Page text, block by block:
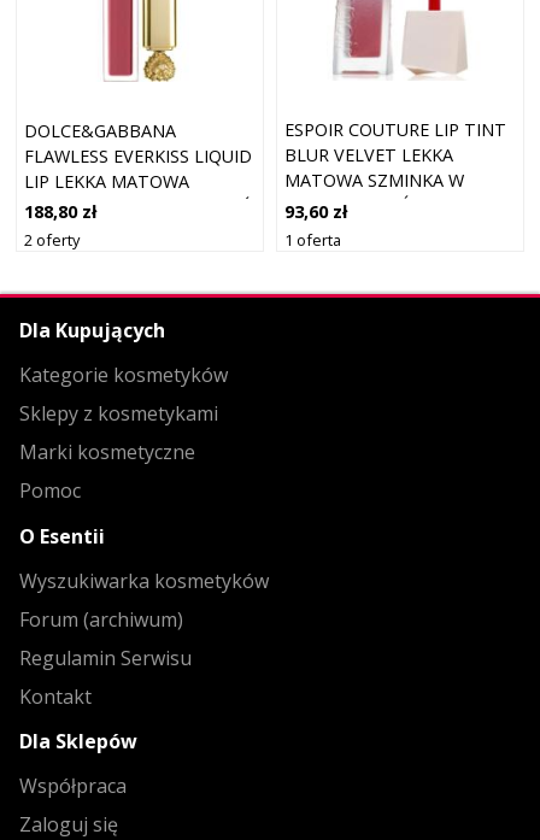
DOLCE&GABBANA
FLAWLESS EVERKISS LIQUID
LIP LEKKA MATOWA
SZMINKA W PŁYNIE ODCIEŃ
GRATITUDE 200 5 ML
188,80 zł
2 oferty
ESPOIR COUTURE LIP TINT
BLUR VELVET LEKKA
MATOWA SZMINKA W
PŁYNIE ODCIEŃ 05
SERENADE 5.5 G
93,60 zł
1 oferta
Dla Kupujących
Kategorie kosmetyków
Sklepy z kosmetykami
Marki kosmetyczne
Pomoc
O Esentii
Wyszukiwarka kosmetyków
Forum (archiwum)
Regulamin Serwisu
Kontakt
Dla Sklepów
Współpraca
Zaloguj się